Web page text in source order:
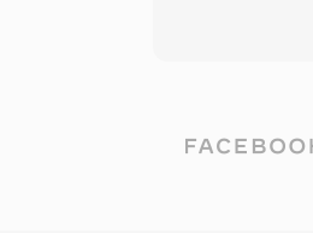
파편화 문제
데이터 패